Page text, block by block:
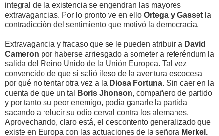
integral de la existencia se engendran las mayores
extravagancias. Por lo pronto ve en ello Ortega y Gasset la
contradicción del sentimiento que motivó la democracia.
Extravagancia y fracaso que se le pueden atribuir a David
Cameron por haberse arriesgado a someter a referéndum la
salida del Reino Unido de la Unión Europea. Tal vez
convencido de que si salió ileso de la aventura escocesa
por qué no tentar otra vez a la Diosa Fortuna. Sin caer en la
cuenta de que un tal
Boris Jhonson, compañero de partido
y por tanto su peor enemigo, podía ganarle la partida
sacando a relucir su odio cerval contra los alemanes.
Aprovechando, claro está, el descontento generalizado que
existe en Europa con las actuaciones de la señora Merkel.